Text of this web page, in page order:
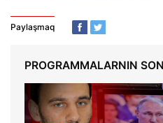
Paylaşmaq
PROGRAMMALARNIN